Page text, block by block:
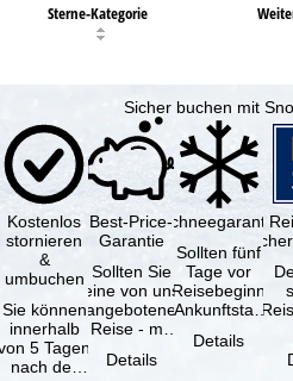
Sterne-Kategorie
Sicher buchen mit
Kostenlos
stornieren
&
umbuchen
Sie können
innerhalb
5 Tagen
nach der
Best-Price-
Garantie
Sollten Sie
eine von uns
angebotene
Reise - mit
Verfügbarkeit
Details
Schneegarantie
Sollten fünf
Tage vor
Reisebeginn
(Ankunftstag)
aufgrund von
Schneemangel
Details